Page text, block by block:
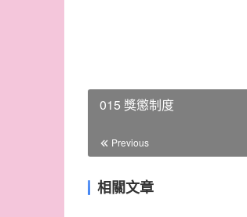
015 獎懲制度
Previous
相關文章